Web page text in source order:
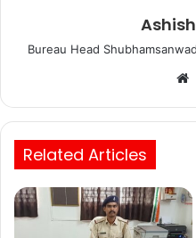
Bureau Head
Related Articles